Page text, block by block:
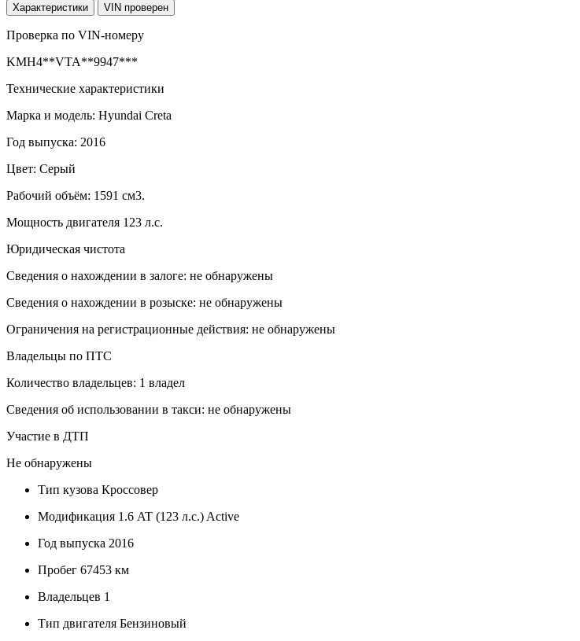
Характеристики VIN проверен
Проверка по VIN-номеру
KMH4**VTA**9947***
Технические характеристики
Марка и модель: Hyundai Creta
Год выпуска: 2016
Цвет: Серый
Рабочий объём: 1591 см3.
Мощность двигателя 123 л.с.
Юридическая чистота
Сведения о нахождении в залоге: не обнаружены
Сведения о нахождении в розыске: не обнаружены
Ограничения на регистрационные действия: не обнаружены
Владельцы по ПТС
Количество владельцев: 1 владел
Сведения об использовании в такси: не обнаружены
Участие в ДТП
Не обнаружены
Тип кузова Кроссовер
Модификация 1.6 AT (123 л.с.) Active
Год выпуска 2016
Пробег 67453 км
Владельцев 1
Тип двигателя Бензиновый